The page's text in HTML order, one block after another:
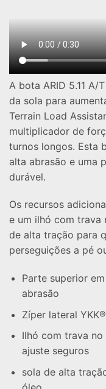
A bota ARID 5.11
da sola para
Terrain Load
multiplicador de
turnos longos. Esta
alta abrasão e uma
durável.
Os recursos
e um ilhó com trava
de alta tração para
perseguições a pé
Parte superior
abrasão
Zíper lateral
Ilhó com trava
ajuste seguros
sola de alta